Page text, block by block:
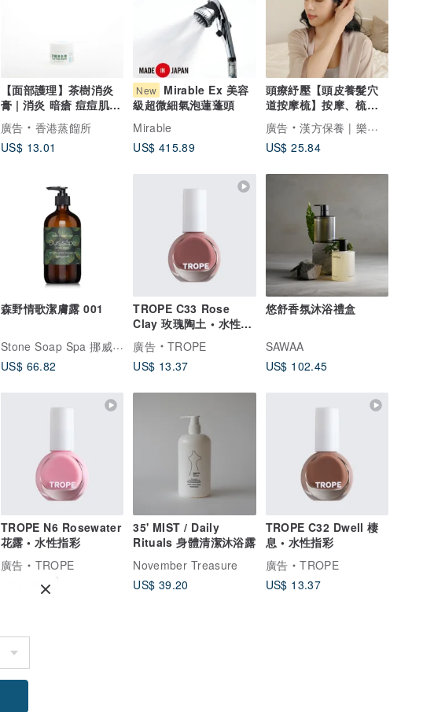
【面部護理】茶樹消炎
膏 | 消炎 暗瘡 痘痘肌 |
香港蒸餾所
廣告
香港蒸餾所
US$ 13.01
New Mirable Ex 美容
級超微細氣泡蓮蓬頭
Mirable
US$ 415.89
頭療紓壓【頭皮養髮穴
道按摩梳】按摩、梳髮
一次搞定
廣告
漢方保養 | 樂木集 LOMOJI
US$ 25.84
森野情歌潔膚露 001
Stone Soap Spa 挪威鵝卵石皂
US$ 66.82
TROPE C33 Rose
Clay 玫瑰陶土 • 水性指
彩
廣告
TROPE
US$ 13.37
悠舒香氛沐浴禮盒
SAWAA
US$ 102.45
TROPE N6 Rosewater
花露 • 水性指彩
廣告
TROPE
US$ 13.37
35' MIST / Daily
Rituals 身體清潔沐浴露
November Treasure
US$ 39.20
TROPE C32 Dwell 棲
息 • 水性指彩
廣告
TROPE
US$ 13.37